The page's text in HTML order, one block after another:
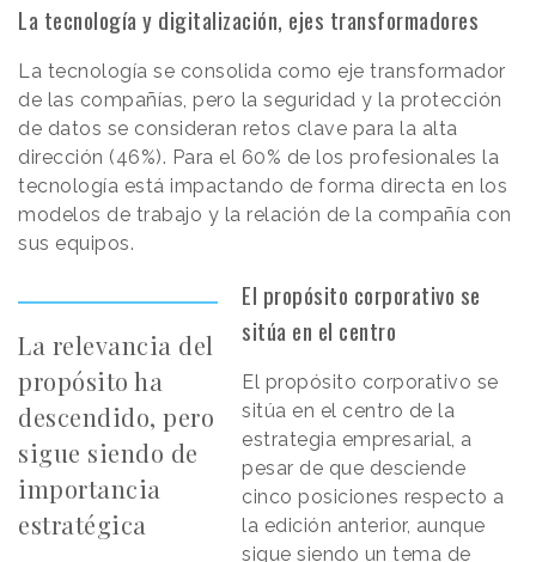
La tecnología y digitalización, ejes transformadores
La tecnología se consolida como eje transformador
de las compañías, pero la seguridad y la protección
de datos se consideran retos clave para la alta
dirección (46%). Para el 60% de los profesionales la
tecnología está impactando de forma directa en los
modelos de trabajo y la relación de la compañía con
sus equipos.
La relevancia del
propósito ha
descendido, pero
sigue siendo de
importancia
estratégica
El propósito corporativo se
sitúa en el centro
El propósito corporativo se
sitúa en el centro de la
estrategia empresarial, a
pesar de que desciende
cinco posiciones respecto a
la edición anterior, aunque
sigue siendo un tema de